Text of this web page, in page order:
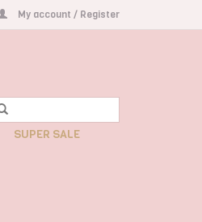
My account / Register
SUPER SALE